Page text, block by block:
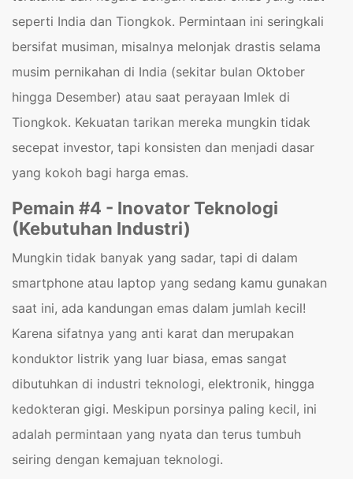
seperti India dan Tiongkok. Permintaan ini seringkali
bersifat musiman, misalnya melonjak drastis selama
musim pernikahan di India (sekitar bulan Oktober
hingga Desember) atau saat perayaan Imlek di
Tiongkok. Kekuatan tarikan mereka mungkin tidak
secepat investor, tapi konsisten dan menjadi dasar
yang kokoh bagi harga emas.
Pemain #4 - Inovator Teknologi
(Kebutuhan Industri)
Mungkin tidak banyak yang sadar, tapi di dalam
smartphone atau laptop yang sedang kamu gunakan
saat ini, ada kandungan emas dalam jumlah kecil!
Karena sifatnya yang anti karat dan merupakan
konduktor listrik yang luar biasa, emas sangat
dibutuhkan di industri teknologi, elektronik, hingga
kedokteran gigi. Meskipun porsinya paling kecil, ini
adalah permintaan yang nyata dan terus tumbuh
seiring dengan kemajuan teknologi.